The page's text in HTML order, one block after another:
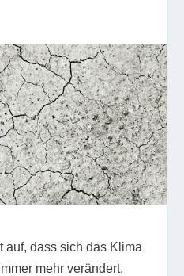
auf, dass sich das Klima
mehr verändert.